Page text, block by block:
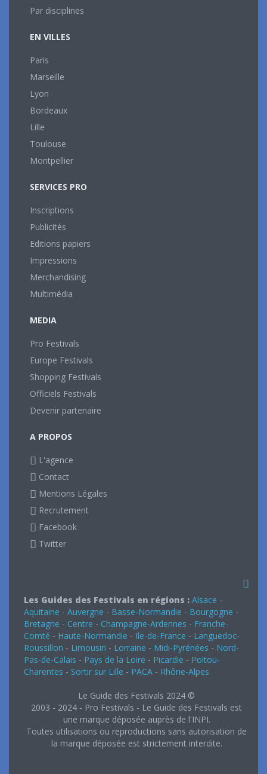
Par disciplines
EN VILLES
Paris
Marseille
Lyon
Bordeaux
Lille
Toulouse
Montpellier
SERVICES PRO
Inscriptions
Publicités
Editions papiers
Impressions
Merchandising
Multimédia
MEDIA
Pro Festivals
Europe Festivals
Shopping Festivals
Officiels Festivals
Devenir partenaire
A PROPOS
L'agence
Contact
Mentions Légales
Recrutement
Facebook
Twitter
Les Guides des Festivals en régions : Alsace -
Aquitaine - Auvergne - Basse-Normandie - Bourgogne -
Bretagne - Centre - Champagne-Ardennes - Franche-
Comté - Haute-Normandie - Ile-de-France - Languedoc-
Roussillon - Limousin - Lorraine - Midi-Pyrénées - Nord-
Pas-de-Calais - Pays de la Loire - Picardie - Poitou-
Charentes - Sortir sur Lille - PACA - Rhône-Alpes
Le Guide des Festivals 2024 ©
2003 - 2024 - Pro Festivals - Le Guide des Festivals est
une marque déposée auprès de l'INPI.
Toutes utilisations ou reproductions sans autorisation de
la marque déposée est strictement interdite.